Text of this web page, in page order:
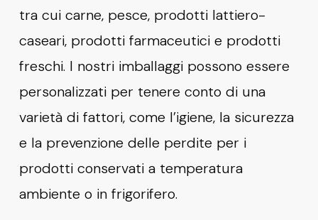
tra cui carne, pesce, prodotti lattiero-
caseari, prodotti farmaceutici e prodotti
freschi. I nostri imballaggi possono essere
personalizzati per tenere conto di una
varietà di fattori, come l’igiene, la sicurezza
e la prevenzione delle perdite per i
prodotti conservati a temperatura
ambiente o in frigorifero.